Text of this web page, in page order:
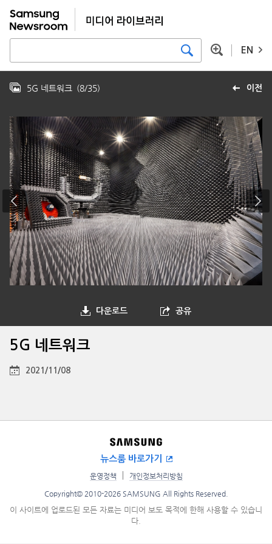
EN
이전
5G 네트워크 (8/35)
다운로드 공유
5G 네트워크
2021/11/08
뉴스룸 바로가기
운영정책 개인정보처리방침
Copyright© 2010-2026 SAMSUNG All Rights Reserved.
이 사이트에 업로드된 모든 자료는 미디어 보도 목적에 한해 사용할 수 있습니
다.